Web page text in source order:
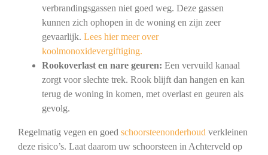
verbrandingsgassen niet goed weg. Deze gassen
kunnen zich ophopen in de woning en zijn zeer
gevaarlijk. Lees hier meer over
koolmonoxidevergiftiging.
Rookoverlast en nare geuren: Een vervuild kanaal
zorgt voor slechte trek. Rook blijft dan hangen en kan
terug de woning in komen, met overlast en geuren als
gevolg.
Regelmatig vegen en goed schoorsteenonderhoud verkleinen
deze risico’s. Laat daarom uw schoorsteen in Achterveld op